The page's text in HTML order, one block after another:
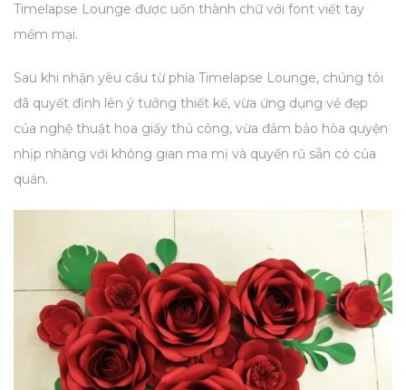
Timelapse Lounge được uốn thành chữ với font viết tay
mềm mại.
Sau khi nhận yêu cầu từ phía Timelapse Lounge, chúng tôi
đã quyết định lên ý tưởng thiết kế, vừa ứng dụng vẻ đẹp
của nghệ thuật hoa giấy thủ công, vừa đảm bảo hòa quyện
nhịp nhàng với không gian ma mị và quyến rũ sẵn có của
quán.